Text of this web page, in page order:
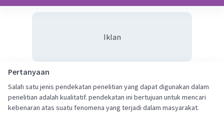
Iklan
Pertanyaan
Salah satu jenis pendekatan penelitian yang dapat digunakan dalam
penelitian adalah kualitatif. pendekatan ini bertujuan untuk mencari
kebenaran atas suatu fenomena yang terjadi dalam masyarakat.